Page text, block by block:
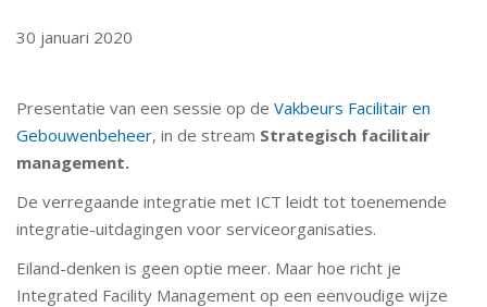
30 januari 2020
Presentatie van een sessie op de Vakbeurs Facilitair en
Gebouwenbeheer, in de stream Strategisch facilitair
management.
De verregaande integratie met ICT leidt tot toenemende
integratie-uitdagingen voor serviceorganisaties.
Eiland-denken is geen optie meer. Maar hoe richt je
Integrated Facility Management op een eenvoudige wijze